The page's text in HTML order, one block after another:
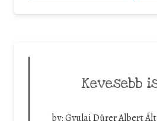
Kevesebb
by:Gyulai Dürer Albert